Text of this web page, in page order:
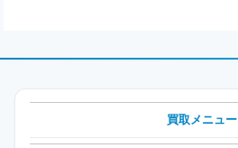
買取メニュー